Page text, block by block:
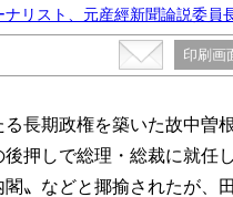
ナリスト、元産經新聞論説委員
印刷画
長期政権を築いた故中曽
押しで総理・総裁に就任
閣〟などと揶揄されたが